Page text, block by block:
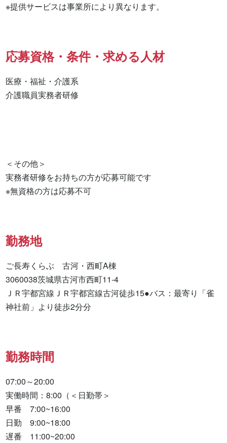
※提供サービスは事業所により異なります。
応募資格・条件・求める人材
医療・福祉・介護系
介護職員実務者研修
＜その他＞
実務者研修をお持ちの方が応募可能です
※無資格の方は応募不可
勤務地
ご長寿くらぶ　古河・西町A棟
3060038茨城県古河市西町11-4
ＪＲ宇都宮線ＪＲ宇都宮線古河徒歩15●バス：最寄り「雀
神社前」より徒歩2分分
勤務時間
07:00～20:00
実働時間：8:00（＜日勤帯＞
早番　7:00~16:00
日勤　9:00~18:00
遅番　11:00~20:00